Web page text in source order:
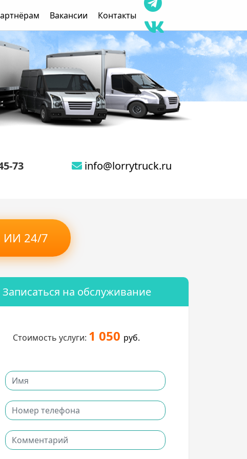
Вакансии Контакты
73 info@lorrytruck.ru
ИИ 24/7
Записаться на обслуживание
Стоимость услуги: 1 050 руб.